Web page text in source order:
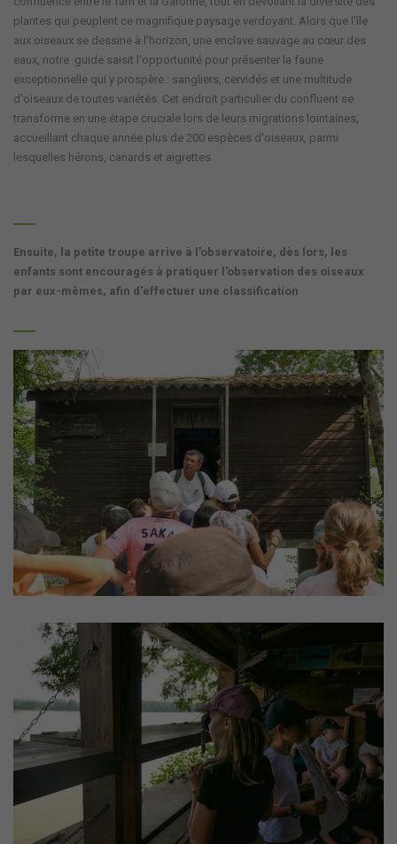
plantes qui peuplent ce magnifique paysage verdoyant. Alors que l'île
aux oiseaux se dessine à l'horizon, une enclave sauvage au cœur des
eaux, notre guide saisit l'opportunité pour présenter la faune
exceptionnelle qui y prospère : sangliers, cervidés et une multitude
d'oiseaux de toutes variétés. Cet endroit particulier du confluent se
transforme en une étape cruciale lors de leurs migrations lointaines,
accueillant chaque année plus de 200 espèces d'oiseaux, parmi
lesquelles hérons, canards et aigrettes.
Ensuite, la petite troupe arrive à l'observatoire, dès lors, les
enfants sont encouragés à pratiquer l'observation des oiseaux
par eux-mêmes, afin d'effectuer une classification